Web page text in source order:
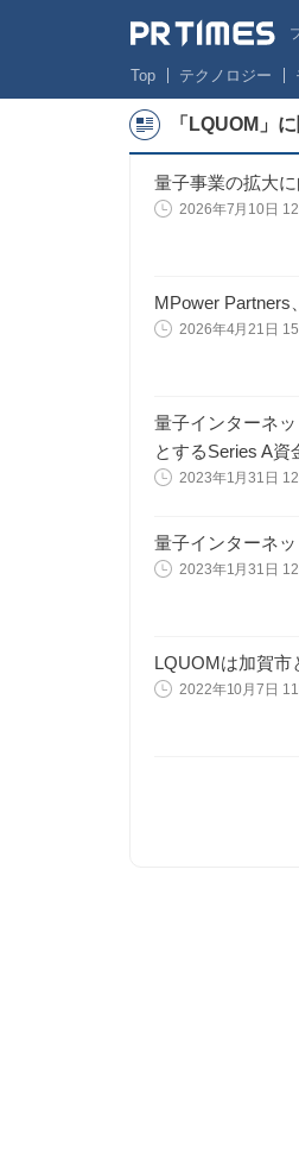
Top テクノロジー
「LQUOM」
量子事業の拡大
2026年7月10日
MPower Partners
2026年4月21日
量子インターネ
とするSeries A資
2023年1月31日
量子インターネ
2023年1月31日
LQUOMは加賀市
2022年10月7日